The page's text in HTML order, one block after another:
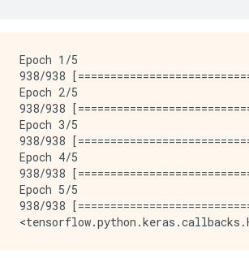
Epoch 1/5
938/938
Epoch 2/5
938/938
Epoch 3/5
938/938
Epoch 4/5
938/938
Epoch 5/5
938/938